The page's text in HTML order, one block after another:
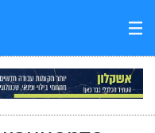
III